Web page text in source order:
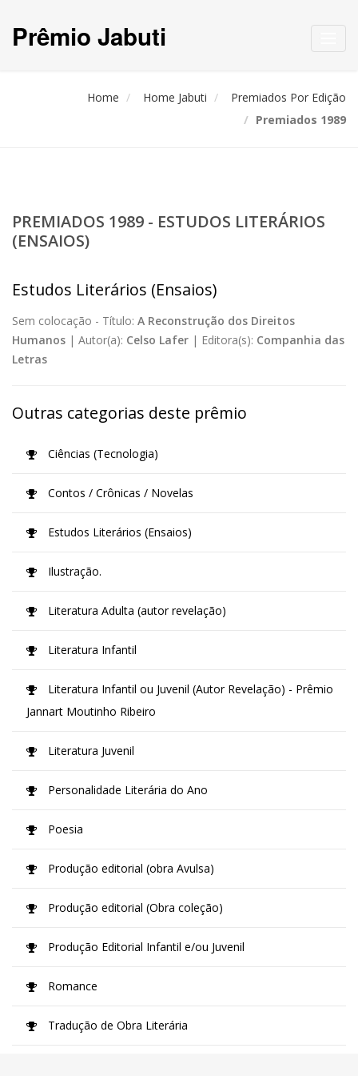
Prêmio Jabuti
Home Home Jabuti
Premiados Por Edição
Premiados 1989
PREMIADOS 1989 - ESTUDOS LITERÁRIOS
(ENSAIOS)
Estudos Literários (Ensaios)
Sem colocação - Título: A Reconstrução dos Direitos
Humanos | Autor(a): Celso Lafer | Editora(s): Companhia das
Letras
Outras categorias deste prêmio
Ciências (Tecnologia)
Contos / Crônicas / Novelas
Estudos Literários (Ensaios)
Ilustração.
Literatura Adulta (autor revelação)
Literatura Infantil
Literatura Infantil ou Juvenil (Autor Revelação) - Prêmio
Jannart Moutinho Ribeiro
Literatura Juvenil
Personalidade Literária do Ano
Poesia
Produção editorial (obra Avulsa)
Produção editorial (Obra coleção)
Produção Editorial Infantil e/ou Juvenil
Romance
Tradução de Obra Literária